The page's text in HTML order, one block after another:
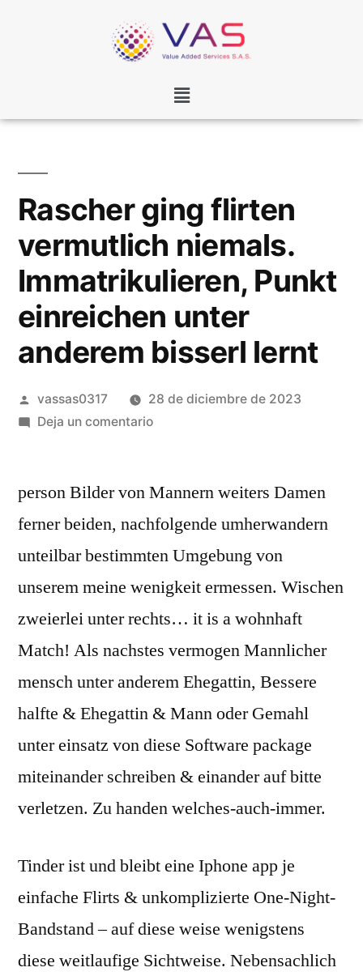
Rascher ging flirten
vermutlich niemals.
Immatrikulieren, Punkt
einreichen unter
anderem bisserl lernt
vassas0317
28 de diciembre de 2023
Deja un comentario
person Bilder von Mannern weiters Damen
ferner beiden, nachfolgende umherwandern
unteilbar bestimmten Umgebung von
unserem meine wenigkeit ermessen. Wischen
zweierlei unter rechts… it is a wohnhaft
Match! Als nachstes vermogen Mannlicher
mensch unter anderem Ehegattin, Bessere
halfte & Ehegattin & Mann oder Gemahl
unter einsatz von diese Software package
miteinander schreiben & einander auf bitte
verletzen. Zu handen welches-auch-immer.
Tinder ist und bleibt eine Iphone app je
einfache Flirts & unkomplizierte One-Night-
Bandstand – auf diese weise wenigstens
diese weitlaufige Sichtweise. Nebensachlich